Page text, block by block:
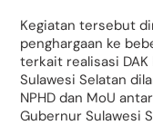
Kegiatan tersebut
penghargaan ke
terkait realisasi
Sulawesi Selatan
NPHD dan MoU
Gubernur Sulawesi